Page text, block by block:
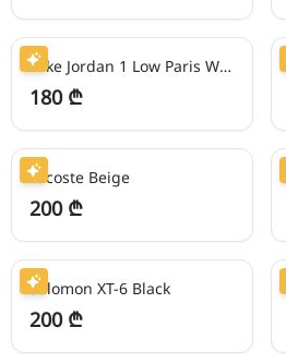
45₾/თვეში
Nike Jordan 1 Low Paris White/Gray
180 ₾
50₾/თვეში
Lacoste Beige
200 ₾
50₾/თვეში
Salomon XT-6 Black
200 ₾
50₾/თვეში